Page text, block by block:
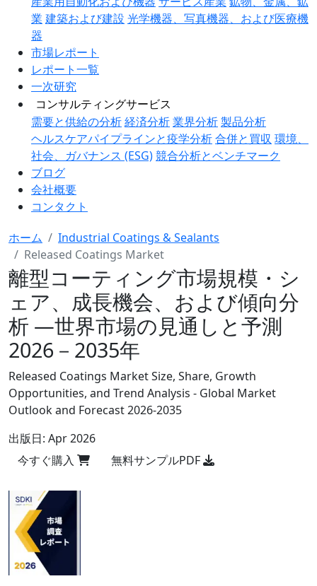
業 建築および建設 光学機器、写真機器、および医療機
器
市場レポート
レポート一覧
一次研究
コンサルティングサービス
需要と供給の分析経済分析業界分析製品分析
ヘルスケアパイプラインと疫学分析合併と買収 環境、
社会、ガバナンス (ESG)競合分析とベンチマーク
ブログ
会社概要
コンタクト
ホーム
Industrial Coatings & Sealants
Released Coatings Market
離型コーティング市場規模・シ
ェア、成長機会、および傾向分
析 ―世界市場の見通しと予測
2026－2035年
Released Coatings Market Size, Share, Growth
Opportunities, and Trend Analysis - Global Market
Outlook and Forecast 2026-2035
出版日: Apr 2026
今すぐ購入
無料サンプルPDF